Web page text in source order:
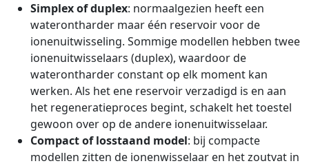
Simplex of duplex: normaalgezien heeft een
waterontharder maar één reservoir voor de
ionenuitwisseling. Sommige modellen hebben twee
ionenuitwisselaars (duplex), waardoor de
waterontharder constant op elk moment kan
werken. Als het ene reservoir verzadigd is en aan
het regeneratieproces begint, schakelt het toestel
gewoon over op de andere ionenuitwisselaar.
Compact of losstaand model: bij compacte
modellen zitten de ionenwisselaar en het zoutvat in